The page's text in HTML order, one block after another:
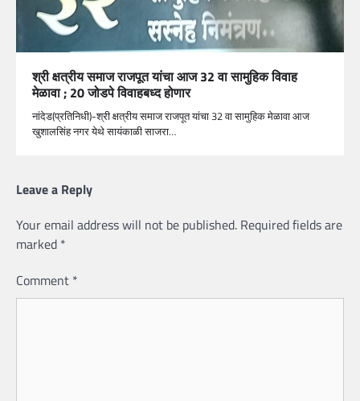
श्री क्षत्रीय समाज राजपूत यांचा आज 32 वा सामुहिक विवाह
मेळावा ; 20 जोडपे विवाहबध्द होणार
नांदेड(प्रतिनिधी)-श्री क्षत्रीय समाज राजपूत यांचा 32 वा सामुहिक मेळावा आज
खुशालसिंह नगर येथे सायंकाळी साजरा…
Leave a Reply
Your email address will not be published. Required fields are
marked *
Comment *